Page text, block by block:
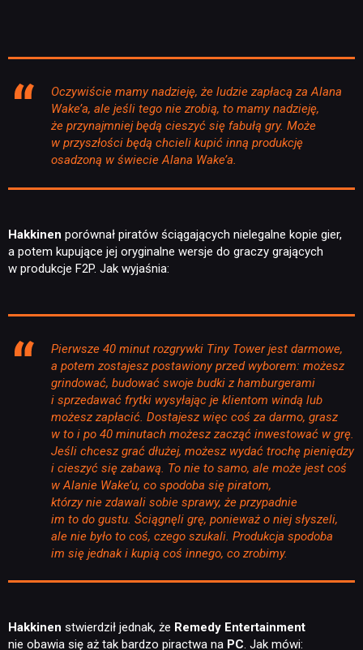
Oczywiście mamy nadzieję, że ludzie zapłacą za Alana
Wake’a, ale jeśli tego nie zrobią, to mamy nadzieję,
że przynajmniej będą cieszyć się fabułą gry. Może
w przyszłości będą chcieli kupić inną produkcję
osadzoną w świecie Alana Wake’a.
Hakkinen porównał piratów ściągających nielegalne kopie gier,
a potem kupujące jej oryginalne wersje do graczy grających
w produkcje F2P. Jak wyjaśnia:
Pierwsze 40 minut rozgrywki Tiny Tower jest darmowe,
a potem zostajesz postawiony przed wyborem: możesz
grindować, budować swoje budki z hamburgerami
i sprzedawać frytki wysyłając je klientom windą lub
możesz zapłacić. Dostajesz więc coś za darmo, grasz
w to i po 40 minutach możesz zacząć inwestować w grę.
Jeśli chcesz grać dłużej, możesz wydać trochę pieniędzy
i cieszyć się zabawą. To nie to samo, ale może jest coś
w Alanie Wake’u, co spodoba się piratom,
którzy nie zdawali sobie sprawy, że przypadnie
im to do gustu. Ściągnęli grę, ponieważ o niej słyszeli,
ale nie było to coś, czego szukali. Produkcja spodoba
im się jednak i kupią coś innego, co zrobimy.
Hakkinen stwierdził jednak, że Remedy Entertainment
nie obawia się aż tak bardzo piractwa na PC. Jak mówi: